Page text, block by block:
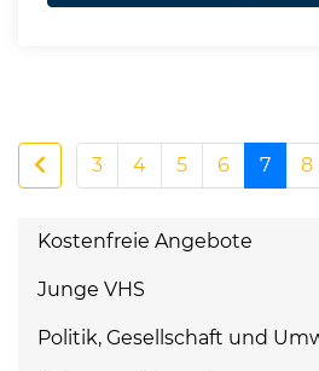
3 4 5 6 7 8
Kostenfreie Angebote
Junge VHS
Politik, Gesellschaft und